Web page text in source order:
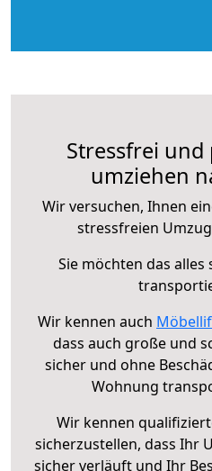
Stressfrei und
umziehen
Wir versuchen, Ihnen
stressfreien
Sie möchten das alles
Wir kennen auch
dass auch große und
sicher und ohne
Wohnung
Wir kennen
sicherzustellen, dass Ihr
sicher verläuft und Ihr